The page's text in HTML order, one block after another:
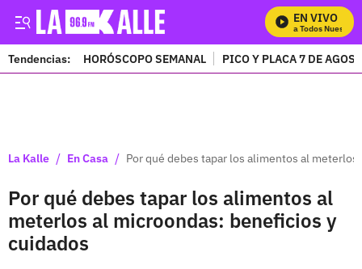
EN VIVO
Mira Todos Nuestros
Tendencias: HORÓSCOPO SEMANAL PICO Y PLACA 7 DE
La Kalle / En Casa / Por qué debes tapar los alimentos al
Por qué debes tapar los alimentos al
meterlos al microondas: beneficios y
cuidados